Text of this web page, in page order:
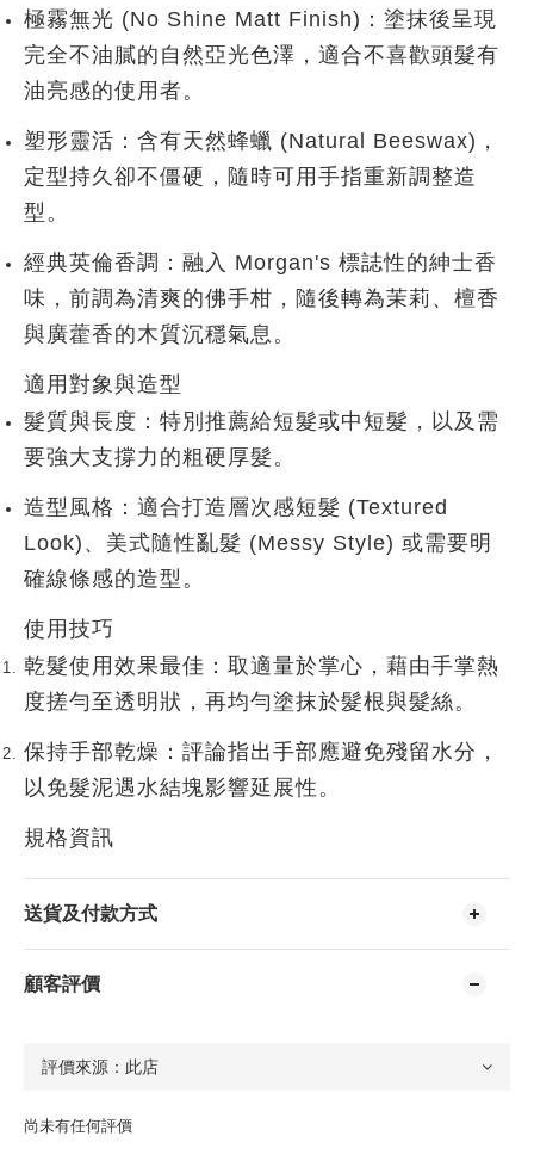
極霧無光 (No Shine Matt Finish) ：塗抹後呈現
完全不油膩的自然亞光色澤，適合不喜歡頭髮有
油亮感的使用者。
塑形靈活 ：含有天然蜂蠟 (Natural Beeswax)，
定型持久卻不僵硬，隨時可用手指重新調整造
型。
經典英倫香調 ：融入 Morgan's 標誌性的紳士香
味，前調為清爽的佛手柑 ，隨後轉為茉莉、檀香
與廣藿香的木質沉穩氣息。
適用對象與造型
髮質與長度 ：特別推薦給短髮或中短髮 ，以及需
要強大支撐力的粗硬厚髮。
造型風格 ：適合打造 層次感短髮 (Textured
Look) 、 美式隨性亂髮 (Messy Style) 或需要明
確線條感的造型。
使用技巧
乾髮使用效果最佳 ：取適量於掌心，藉由手掌熱
度搓勻至透明狀，再均勻塗抹於髮根與髮絲。
保持手部乾燥 ：評論指出手部應避免殘留水分，
以免髮泥遇水結塊影響延展性。
規格資訊
送貨及付款方式
顧客評價
尚未有任何評價